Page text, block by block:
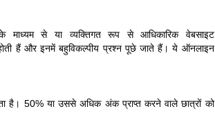
से या व्यक्तिगत रूप से आधिकारिक वेबसाइट
हैं और इनमें बहुविकल्पीय प्रश्न पूछे जाते हैं। ये ऑनलाइन
है। 50% या उससे अधिक अंक प्राप्त करने वाले छात्रों को